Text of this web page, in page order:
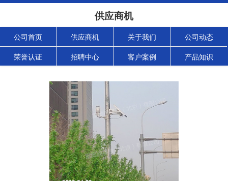
供应商机
公司首页 供应商机 关于我们 公司动态
荣誉认证 招聘中心 客户案例 产品知识